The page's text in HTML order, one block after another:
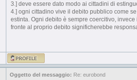
3.] deve essere dato modo ai cittadini di
4.] ogni cittadino vive il debito pubblico come
estinta. Ogni debito è sempre coercitivo,
fronte al proprio debito significherebbe
Oggetto del messaggio: Re: eurobond